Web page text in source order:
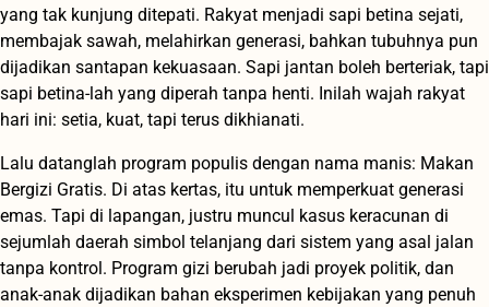
yang tak kunjung ditepati. Rakyat menjadi sapi betina sejati,
membajak sawah, melahirkan generasi, bahkan tubuhnya pun
dijadikan santapan kekuasaan. Sapi jantan boleh berteriak, tapi
sapi betina-lah yang diperah tanpa henti. Inilah wajah rakyat
hari ini: setia, kuat, tapi terus dikhianati.
Lalu datanglah program populis dengan nama manis: Makan
Bergizi Gratis. Di atas kertas, itu untuk memperkuat generasi
emas. Tapi di lapangan, justru muncul kasus keracunan di
sejumlah daerah simbol telanjang dari sistem yang asal jalan
tanpa kontrol. Program gizi berubah jadi proyek politik, dan
anak-anak dijadikan bahan eksperimen kebijakan yang penuh